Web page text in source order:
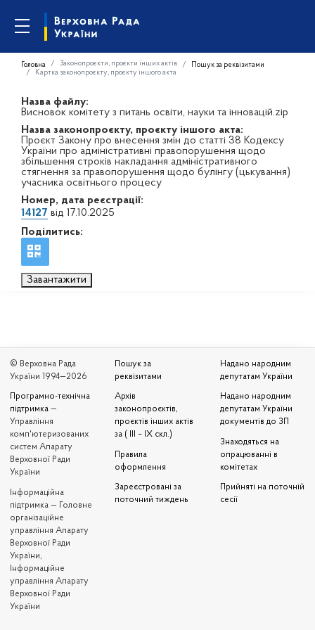
Головна Законопроєкти, проєкти інших актів
Пошук за реквізитами
Картка законопроєкту, проєкту іншого акта
Назва файлу:
Висновок комітету з питань освіти, науки та інновацій.zip
Назва законопроєкту, проєкту іншого акта:
Проєкт Закону про внесення змін до статті 38 Кодексу
України про адміністративні правопорушення щодо
збільшення строків накладання адміністративного
стягнення за правопорушення щодо булінгу (цькування)
учасника освітнього процесу
Номер, дата реєстрації:
14127 від 17.10.2025
Поділитись:
Завантажити
© Верховна Рада
України 1994—2026
Програмно-технічна
підтримка —
Управління
комп'ютеризованих
систем Апарату
Верховної Ради
України
Iнформаційна
підтримка — Головне
організаційне
управління Апарату
Верховної Ради
України,
Інформаційне
управління Апарату
Верховної Ради
України
Пошук за
реквізитами
Архів
законопроєктів,
проєктів інших актів
за ( III – IX скл.)
Правила
оформлення
Зареєстровані за
поточний тиждень
Надано народним
депутатам України
Надано народним
депутатам України
документів до ЗП
Знаходяться на
опрацюванні в
комітетах
Прийняті на поточній
сесії